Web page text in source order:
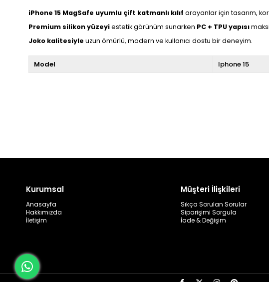
iPhone 15 MagSafe uyumlu çift katmanlı kılıf arayanlar için tasarım,
Premium silikon yüzeyiestetik görünüm sunarken PC + TPU yapısı
Joko kalitesiyle uzun ömürlü, modern ve kullanıcı dostu bir deneyim.
Model Iphone 15
Kurumsal
Anasayfa
Hakkımızda
İletişim
Müşteri İlişkileri
Sıkça Sorulan Sorular
Siparişimi Sorgula
İade & Değişim